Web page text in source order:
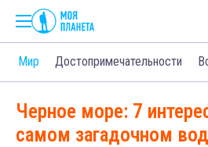
Мир Достопримечательности
Черное море: 7
самом загадочном